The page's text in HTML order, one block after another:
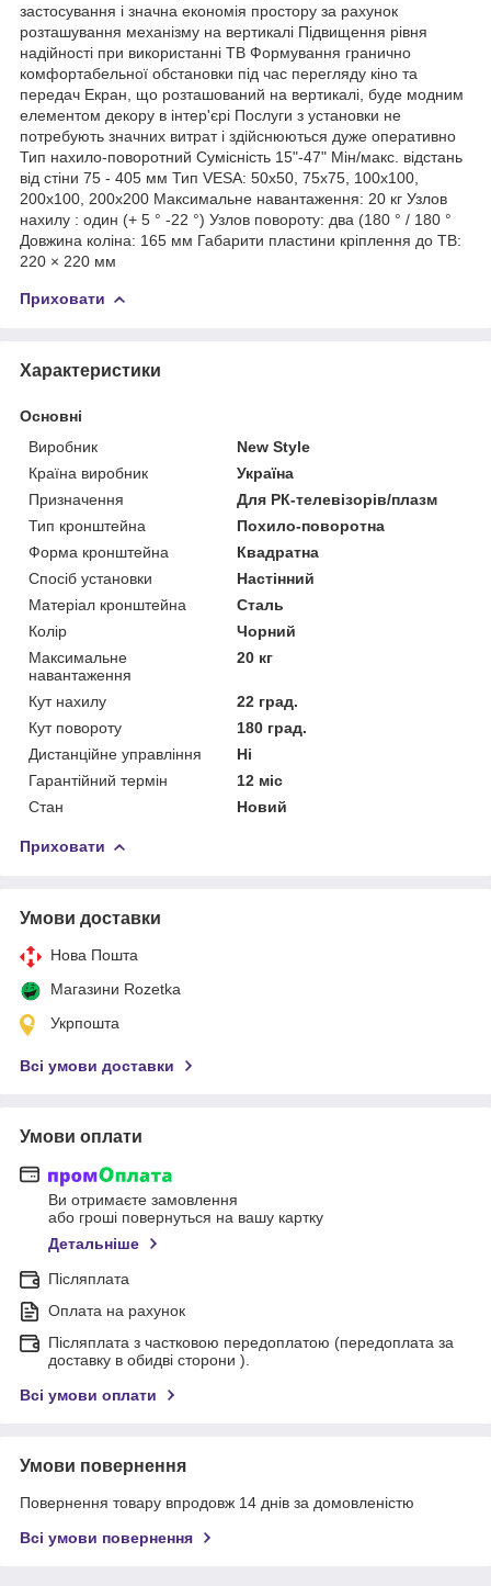
застосування і значна економія простору за рахунок
розташування механізму на вертикалі Підвищення рівня
надійності при використанні ТВ Формування гранично
комфортабельної обстановки під час перегляду кіно та
передач Екран, що розташований на вертикалі, буде модним
елементом декору в інтер'єрі Послуги з установки не
потребують значних витрат і здійснюються дуже оперативно
Тип нахило-поворотний Сумісність 15"-47" Мін/макс. відстань
від стіни 75 - 405 мм Тип VESA: 50х50, 75х75, 100х100,
200х100, 200х200 Максимальне навантаження: 20 кг Узлов
нахилу : один (+ 5 ° -22 °) Узлов повороту: два (180 ° / 180 °
Довжина коліна: 165 мм Габарити пластини кріплення до ТВ:
220 × 220 мм
Приховати
Характеристики
Основні
Виробник
New Style
Країна виробник
Україна
Призначення
Для РК-телевізорів/плазм
Тип кронштейна
Похило-поворотна
Форма кронштейна
Квадратна
Спосіб установки
Настінний
Матеріал кронштейна
Сталь
Колір
Чорний
Максимальне
навантаження
20 кг
Кут нахилу
22 град.
Кут повороту
180 град.
Дистанційне управління
Ні
Гарантійний термін
12 міс
Стан
Новий
Приховати
Умови доставки
Нова Пошта
Магазини Rozetka
Укрпошта
Всі умови доставки
Умови оплати
Ви отримаєте замовлення
або гроші повернуться на вашу картку
Детальніше
Післяплата
Оплата на рахунок
Післяплата з частковою передоплатою (передоплата за
доставку в обидві сторони ).
Всі умови оплати
Умови повернення
Повернення товару впродовж 14 днів за домовленістю
Всі умови повернення